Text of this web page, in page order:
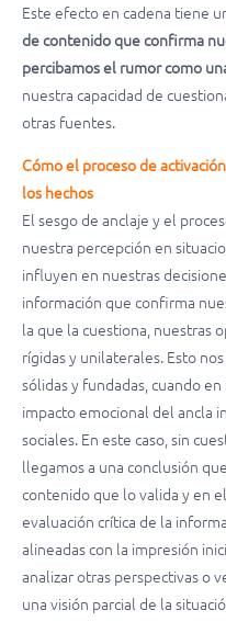
Este efecto en cadena tiene
de contenido que confirma
percibamos el rumor como
nuestra capacidad de
otras fuentes.
Cómo el proceso de
los hechos
El sesgo de anclaje y el
nuestra percepción en
influyen en nuestras
información que confirma
la que la cuestiona, nuestras
rígidas y unilaterales. Esto
sólidas y fundadas, cuando
impacto emocional del ancla
sociales. En este caso, sin
llegamos a una conclusión
contenido que lo valida y en
evaluación crítica de la
alineadas con la impresión
analizar otras perspectivas o
una visión parcial de la